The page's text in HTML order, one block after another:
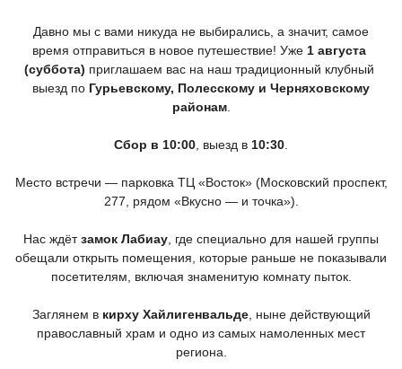
Давно мы с вами никуда не выбирались, а значит, самое
время отправиться в новое путешествие! Уже 1 августа
(суббота) приглашаем вас на наш традиционный клубный
выезд по Гурьевскому, Полесскому и Черняховскому
районам.
Сбор в 10:00 , выезд в 10:30
Место встречи — парковка ТЦ «Восток» (Московский проспект,
277, рядом «Вкусно— и точка»).
Нас ждётзамок Лабиау , где специально для нашей группы
обещали открыть помещения, которые раньше не показывали
посетителям, включая знаменитую комнату пыток.
Заглянем в кирху Хайлигенвальде, ныне действующий
православный храм и одно из самых намоленных мест
региона.